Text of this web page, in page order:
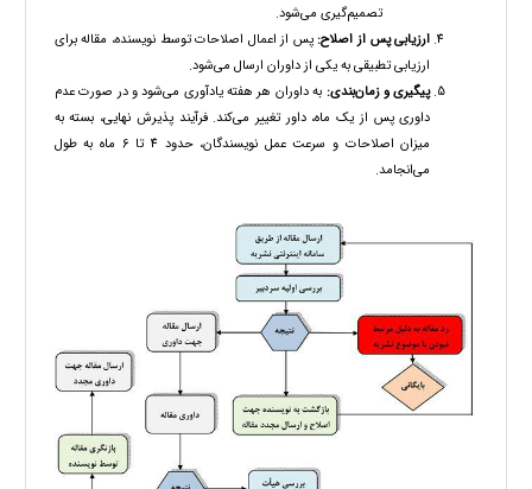
تصمیم‌گیری می‌شود.
ارزیابی پس از اصلاح:پس از اعمال اصلاحات توسط نویسنده، مقاله برای
ارزیابی تطبیقی به یکی از داوران ارسال می‌شود.
پیگیری و زمان‌بندی: به داوران هر هفته یادآوری می‌شود و در صورت عدم
داوری پس از یک ماه، داور تغییر می‌کند. فرآیند پذیرش نهایی، بسته به
میزان اصلاحات و سرعت عمل نویسندگان، حدود 4 تا 6 ماه به طول
می‌انجامد.